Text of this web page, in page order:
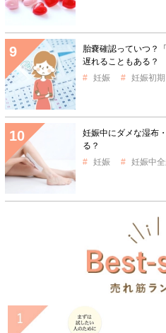
胎嚢確認っていつ？
遅れることもある？
妊娠
妊娠初期
妊娠中にダメな湿布
る？
妊娠
妊娠中